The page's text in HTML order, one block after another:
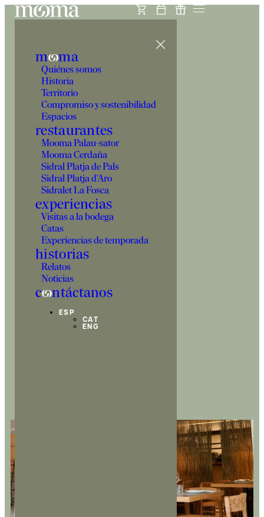
m oma
Quiénes somos
Historia
Territorio
Compromiso y sostenibilidad
Espacios
restaurantes
Mooma Palau-sator
Mooma Cerdaña
Sidral Platja de Pals
Sidral Platja d'Aro
Sidralet La Fosca
experiencias
Visitas a la bodega
Catas
Experiencias de temporada
historias
Relatos
Noticias
c ontáctanos
ESP
CAT
ENG